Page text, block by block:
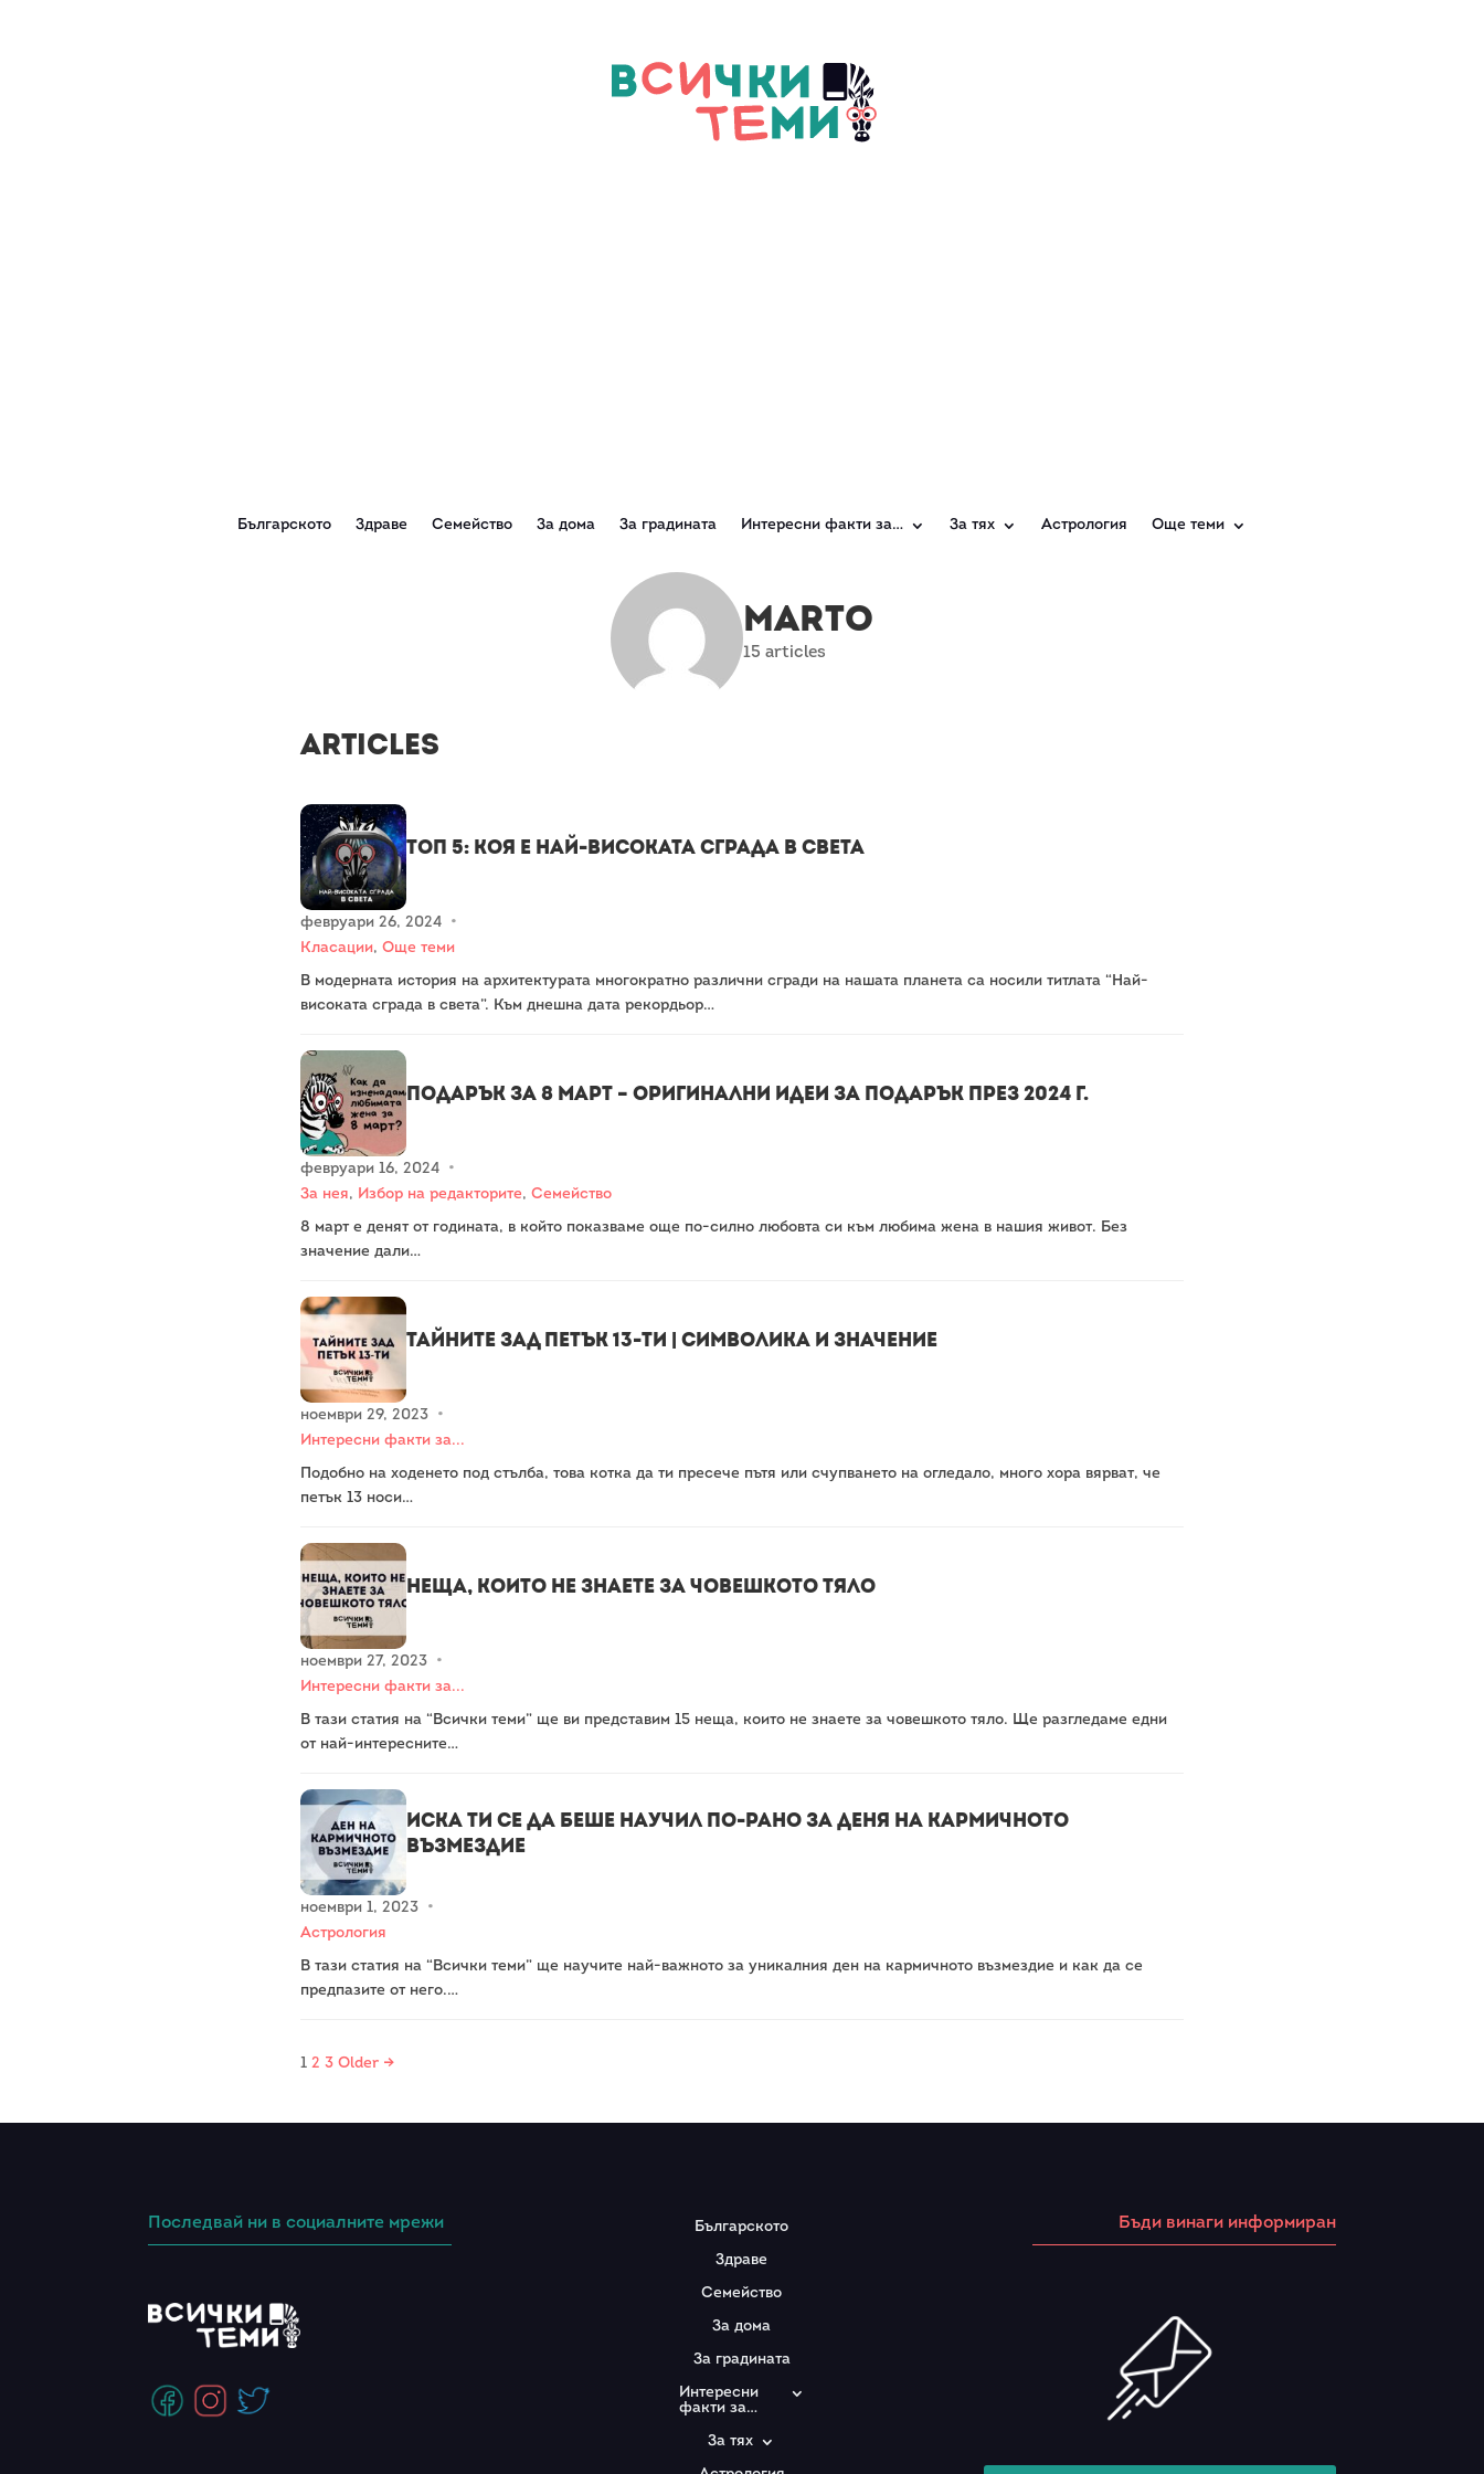
Българското Здраве Семейство За дома За градината Интересни факти за… За тях Астрология Още теми
marto
15 articles
Articles
Топ 5: коя е най-високата сграда в света
февруари 26, 2024 •
Класации, Още теми
В модерната история на архитектурата многократно различни сгради на нашата планета са носили титлата “Най-
високата сграда в света”. Към днешна дата рекордьор…
Подарък за 8 март – Оригинални идеи за подарък през 2024 г.
февруари 16, 2024 •
За нея, Избор на редакторите, Семейство
8 март е денят от годината, в който показваме още по-силно любовта си към любима жена в нашия живот. Без
значение дали…
Тайните зад петък 13-ти | Символика и значение
ноември 29, 2023 •
Интересни факти за...
Подобно на ходенето под стълба, това котка да ти пресече пътя или счупването на огледало, много хора вярват, че
петък 13 носи…
Неща, които не знаете за човешкото тяло
ноември 27, 2023 •
Интересни факти за...
В тази статия на “Всички теми” ще ви представим 15 неща, които не знаете за човешкото тяло. Ще разгледаме едни
от най-интересните…
Иска ти се да беше научил по-рано за деня на кармичното
възмездие
ноември 1, 2023 •
Астрология
В тази статия на “Всички теми” ще научите най-важното за уникалния ден на кармичното възмездие и как да се
предпазите от него.…
1 2 3 Older →
Последвай ни в социалните мрежи
Българското
Здраве
Семейство
За дома
За градината
Интересни
факти за…
За тях
Бъди винаги информиран